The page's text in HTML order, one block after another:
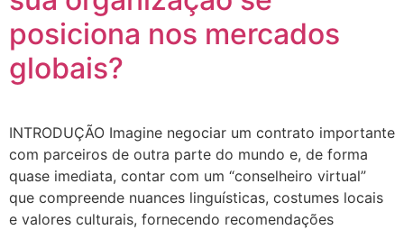
posiciona nos mercados
globais?
INTRODUÇÃO Imagine negociar um contrato importante
com parceiros de outra parte do mundo e, de forma
quase imediata, contar com um “conselheiro virtual”
que compreende nuances linguísticas, costumes locais
e valores culturais, fornecendo recomendações